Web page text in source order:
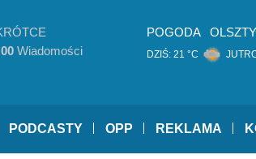
Wiadomości
POGODA
DZIŚ: 21 °C
PODCASTY OPP REKLAMA